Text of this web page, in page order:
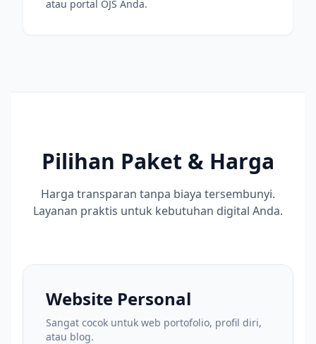
atau portal OJS Anda.
Pilihan Paket & Harga
Harga transparan tanpa biaya tersembunyi.
Layanan praktis untuk kebutuhan digital Anda.
Website Personal
Sangat cocok untuk web portofolio, profil diri,
atau blog.